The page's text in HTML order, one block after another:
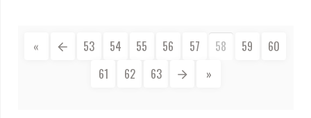
« 53 54 55 56 57 58 59
60
61
62 63 »